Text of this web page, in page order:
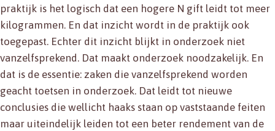
praktijk is het logisch dat een hogere N gift leidt tot meer
kilogrammen. En dat inzicht wordt in de praktijk ook
toegepast. Echter dit inzicht blijkt in onderzoek niet
vanzelfsprekend. Dat maakt onderzoek noodzakelijk. En
dat is de essentie: zaken die vanzelfsprekend worden
geacht toetsen in onderzoek. Dat leidt tot nieuwe
conclusies die wellicht haaks staan op vaststaande feiten
maar uiteindelijk leiden tot een beter rendement van de